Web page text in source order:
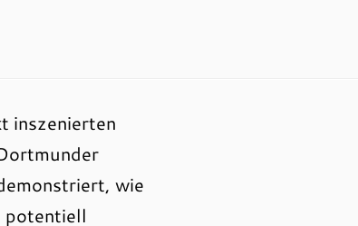
inszenierten
wie
potentiell